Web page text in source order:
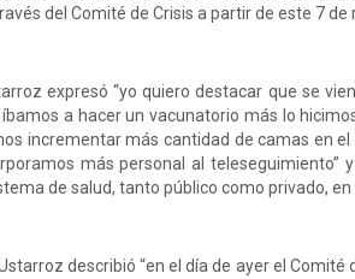
del Comité de Crisis a partir de este 7 de
expresó “yo quiero destacar que se
a hacer un vacunatorio más lo
incrementar más cantidad de camas en
más personal al teleseguimiento”
de salud, tanto público como privado, en
describió “en el día de ayer el Comité